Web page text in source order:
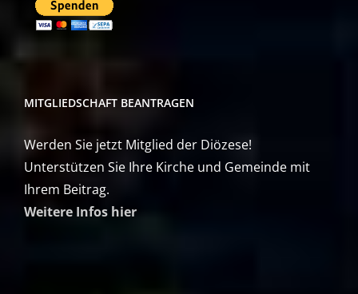
MITGLIEDSCHAFT BEANTRAGEN
Werden Sie jetzt Mitglied der Diözese!
Unterstützen Sie Ihre Kirche und Gemeinde mit
Ihrem Beitrag.
Weitere Infos hier